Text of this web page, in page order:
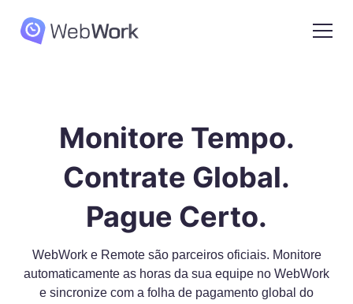
Monitore Tempo.
Contrate Global.
Pague Certo.
WebWork e Remote são parceiros oficiais. Monitore
automaticamente as horas da sua equipe no WebWork
e sincronize com a folha de pagamento global do